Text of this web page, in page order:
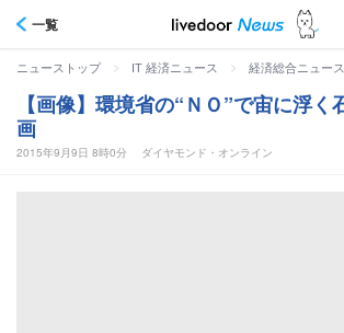
一覧
ニューストップ > IT 経済ニュース > 経済総合ニュース
【画像】環境省の“ＮＯ”で宙に浮
画
2015年9月9日 8時0分 ダイヤモンド・オンライン